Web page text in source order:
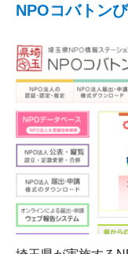
NPOコバトン